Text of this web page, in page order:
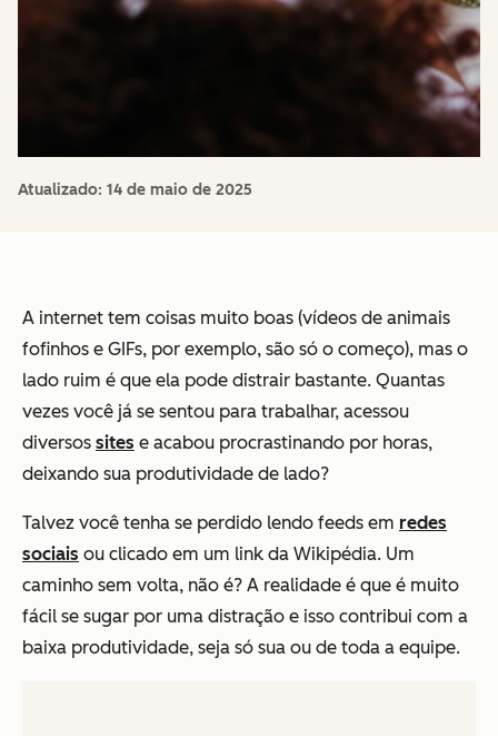
Atualizado: 14 de maio de 2025
A internet tem coisas muito boas (vídeos de animais
fofinhos e GIFs, por exemplo, são só o começo), mas o
lado ruim é que ela pode distrair bastante. Quantas
vezes você já se sentou para trabalhar, acessou
diversos sites e acabou procrastinando por horas,
deixando sua produtividade de lado?
Talvez você tenha se perdido lendo feeds em redes
sociais ou clicado em um link da Wikipédia. Um
caminho sem volta, não é? A realidade é que é muito
fácil se sugar por uma distração e isso contribui com a
baixa produtividade, seja só sua ou de toda a equipe.